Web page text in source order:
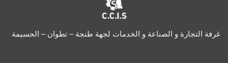
غرفة التجارة و الصناعة و الخدمات لجهة طنجة – تطوان – الحسيمة